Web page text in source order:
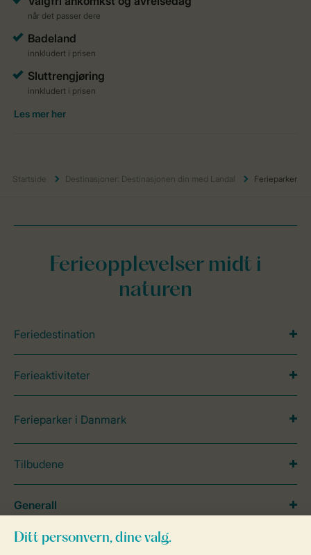
Startside Destinasjoner: Destinasjonen din med Landal Ferieparker
Ferieopplevelser midt i
naturen
Feriedestination
Ferieaktiviteter
Ferieparker i Danmark
Tilbudene
Generall
Service